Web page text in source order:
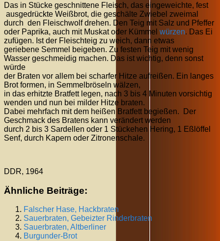
Das in Stücke geschnittene Fleisch, das eingeweichte, fest
ausgedrückte Weißbrot, die geschälte Zwiebel zweimal
durch den Fleischwolf drehen. Den Teig mit Salz und Pfeffer
oder Paprika, auch mit Muskat oder Kümmel würzen. Das Ei
zufügen. Ist der Fleischteig zu weich, dann etwas
geriebene Semmel beigeben. Zu festen Teig mit wenig
Wasser geschmeidig machen. Das ist wichtig, denn sonst
würde
der Braten vor allem bei scharfer Hitze aufreißen. Ein langes
Brot formen, in Semmelbröseln wälzen,
in das erhitzte Bratfett legen, nach 3 bis 4 Minuten vorsichtig
wenden und nun bei milder Hitze braten.
Dabei mehrfach mit dem heißen Bratfett begießen. Der
Geschmack des Bratens kann verändert werden
durch 2 bis 3 Sardellen oder 1 Stückehen Hering, 1 Eßlöffel
Senf, durch Kapern oder Zitronenschale.
DDR, 1964
Ähnliche Beiträge:
Falscher Hase, Hackbraten
Sauerbraten, Gebeizter Rinderbraten
Sauerbraten, Altberliner
Burgunder-Brot